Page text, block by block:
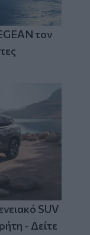
τον
SUV
- Δείτε